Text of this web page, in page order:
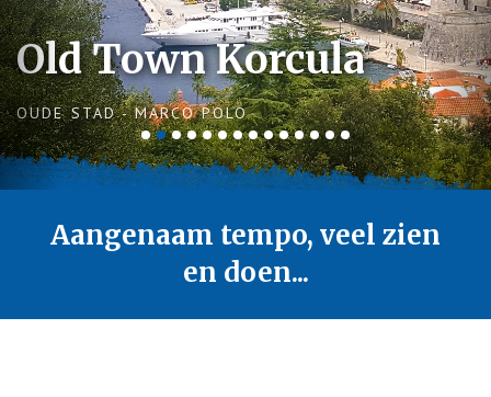
Old Town Korcula
OUDE STAD - MARCO POLO
Aangenaam tempo, veel zien
en doen...